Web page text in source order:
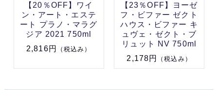
【20％OFF】ワイ
ン・アート・エステ
ート プラノ・マラグ
ジア 2021 750ml
2,816円
（税込み）
【23％OFF】ヨーゼ
フ・ビファー ゼクト
ハウス・ビファー キ
ュヴェ・ゼクト・ブ
リュット NV 750ml
2,178円
（税込み）